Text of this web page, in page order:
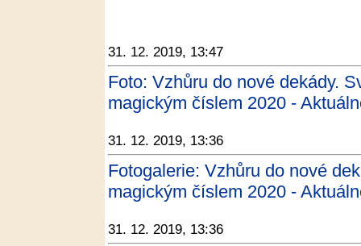
31. 12. 2019, 13:47
Foto: Vzhůru do nové dekády.
magickým číslem 2020 -
31. 12. 2019, 13:36
Fotogalerie: Vzhůru do nové
magickým číslem 2020 -
31. 12. 2019, 13:36